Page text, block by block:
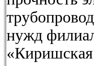
нужд